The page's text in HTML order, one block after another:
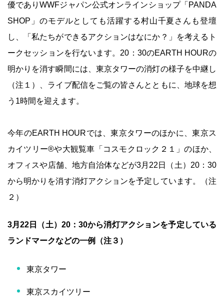
優でありWWFジャパン公式オンラインショップ「PANDA
SHOP」のモデルとしても活躍する村山千夏さんも登壇
し、「私たちができるアクションはなにか？」を考えるト
ークセッションを行ないます。20：30のEARTH HOURの
明かりを消す瞬間には、東京タワーの消灯の様子を中継し
（注１）、ライブ配信をご覧の皆さんとともに、地球を想
う1時間を迎えます。
今年のEARTH HOURでは、東京タワーのほかに、東京ス
カイツリー®や大観覧車「コスモクロック２１」のほか、
オフィスや店舗、地方自治体などが3月22日（土）20：30
から明かりを消す消灯アクションを予定しています。（注
２）
3月22日（土）20：30から消灯アクションを予定している
ランドマークなどの一例（注３）
東京タワー
東京スカイツリー